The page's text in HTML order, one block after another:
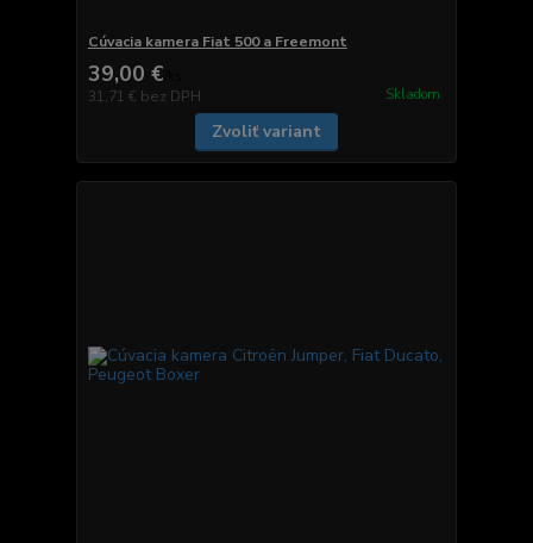
Cúvacia kamera Fiat 500 a Freemont
39,00 €
31,71 € bez DPH Skladom
Zvoliť variant